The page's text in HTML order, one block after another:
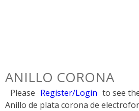
ANILLO CORONA
Please Register/Login to see
Anillo de plata corona de